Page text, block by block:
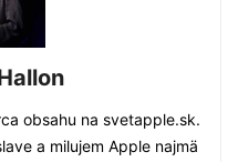
obsahu na svetapple.sk.
a milujem Apple najmä